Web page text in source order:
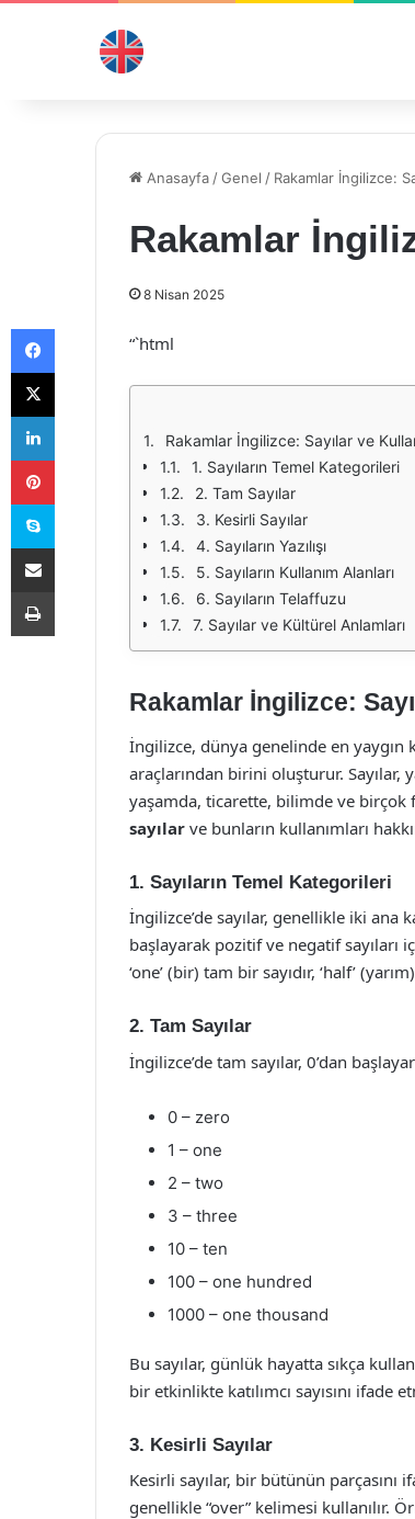
Anasayfa /Genel / Rakamlar İngilizce:
Rakamlar
8 Nisan 2025
“`html
Rakamlar İngilizce: Sayılar ve
1. Sayıların Temel Kategorileri
2. Tam Sayılar
3. Kesirli Sayılar
4. Sayıların Yazılışı
5. Sayıların Kullanım Alanları
6. Sayıların Telaffuzu
7. Sayılar ve Kültürel Anlamları
Rakamlar İngilizce:
İngilizce, dünya genelinde en
araçlarından birini oluşturur. Sayılar,
yaşamda, ticarette, bilimde ve birçok
sayılar ve bunların kullanımları
1. Sayıların Temel Kategorileri
İngilizce’de sayılar, genellikle iki ana
başlayarak pozitif ve negatif sayıları
‘one’ (bir) tam bir sayıdır, ‘half’
2. Tam Sayılar
İngilizce’de tam sayılar, 0’dan
0 – zero
1 – one
2 – two
3 – three
10 – ten
100 – one hundred
1000 – one thousand
Bu sayılar, günlük hayatta sıkça
bir etkinlikte katılımcı sayısını ifade
3. Kesirli Sayılar
Kesirli sayılar, bir bütünün parçasını
genellikle “over” kelimesi kullanılır.
Facebook
X
LinkedIn
Pinterest
Skype
E-Posta ile paylaş